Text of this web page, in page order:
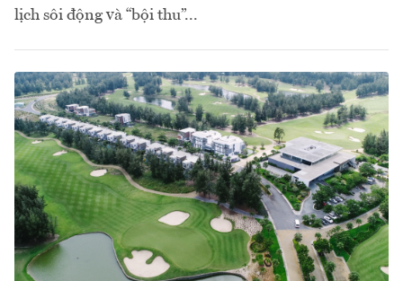
lịch sôi động và “bội thu”...